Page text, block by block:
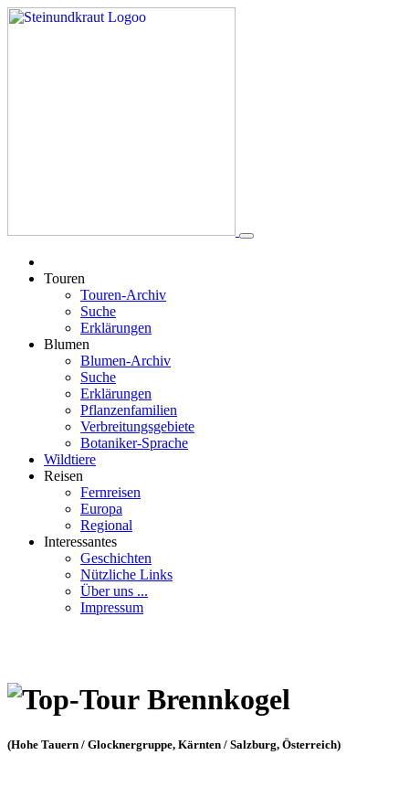
Touren
Touren-Archiv
Suche
Erklärungen
Blumen
Blumen-Archiv
Suche
Erklärungen
Pflanzenfamilien
Verbreitungsgebiete
Botaniker-Sprache
Wildtiere
Reisen
Fernreisen
Europa
Regional
Interessantes
Geschichten
Nützliche Links
Über uns ...
Impressum
Brennkogel
(Hohe Tauern / Glocknergruppe, Kärnten / Salzburg, Österreich)